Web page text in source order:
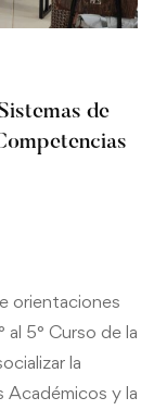
de
orientaciones
al 5° Curso de la
la
Académicos y la